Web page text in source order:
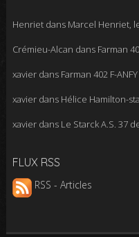
Henrietdans Marcel Henriet,
Crémieu-Alcan dans Farman
xavierdans Farman 402 F-
xavierdans Hélice Hamilton-
xavierdans Le Starck A.S. 37
FLUX RSS
RSS - Articles